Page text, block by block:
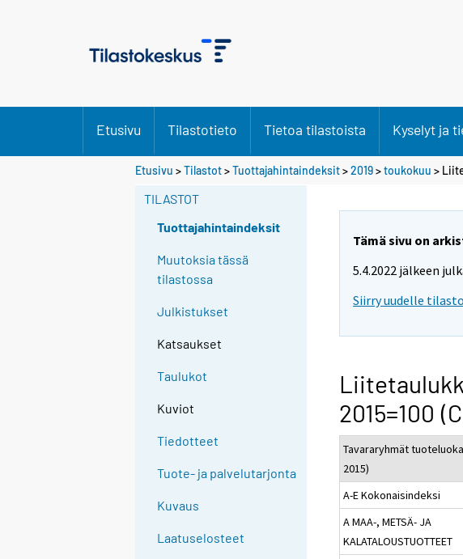
Etusivu Tilastotieto Tietoa tilastoista Kyselyt ja
Etusivu >Tilastot>Tuottajahintaindeksit>2019>toukokuu >
TILASTOT
Tuottajahintaindeksit
Muutoksia tässä
tilastossa
Julkistukset
Katsaukset
Taulukot
Kuviot
Tiedotteet
Tuote- ja palvelutarjonta
Kuvaus
Laatuselosteet
Tämä sivu on
5.4.2022 jälkeen
Siirry uudelle
2015=100
Tavararyhmät
2015)
A-E Kokonaisindeksi
A MAA-, METSÄ- JA
KALATALOUSTUOTTEET